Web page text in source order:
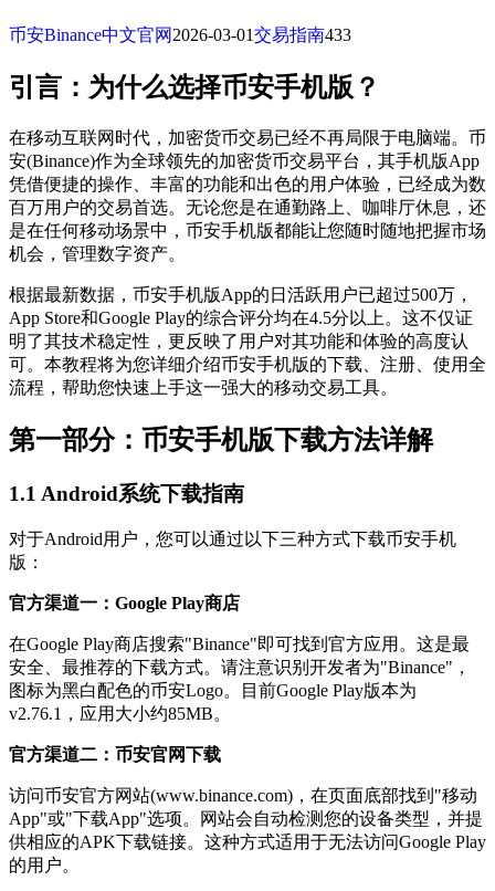
币安Binance中文官网 2026-03-01交易指南433
引言：为什么选择币安手机版？
在移动互联网时代，加密货币交易已经不再局限于电脑端。币
安(Binance)作为全球领先的加密货币交易平台，其手机版App
凭借便捷的操作、丰富的功能和出色的用户体验，已经成为数
百万用户的交易首选。无论您是在通勤路上、咖啡厅休息，还
是在任何移动场景中，币安手机版都能让您随时随地把握市场
机会，管理数字资产。
根据最新数据，币安手机版App的日活跃用户已超过500万，
App Store和Google Play的综合评分均在4.5分以上。这不仅证
明了其技术稳定性，更反映了用户对其功能和体验的高度认
可。本教程将为您详细介绍币安手机版的下载、注册、使用全
流程，帮助您快速上手这一强大的移动交易工具。
第一部分：币安手机版下载方法详解
1.1 Android系统下载指南
对于Android用户，您可以通过以下三种方式下载币安手机
版：
官方渠道一：Google Play商店
在Google Play商店搜索"Binance"即可找到官方应用。这是最
安全、最推荐的下载方式。请注意识别开发者为"Binance"，
图标为黑白配色的币安Logo。目前Google Play版本为
v2.76.1，应用大小约85MB。
官方渠道二：币安官网下载
访问币安官方网站(www.binance.com)，在页面底部找到"移动
App"或"下载App"选项。网站会自动检测您的设备类型，并提
供相应的APK下载链接。这种方式适用于无法访问Google Play
的用户。